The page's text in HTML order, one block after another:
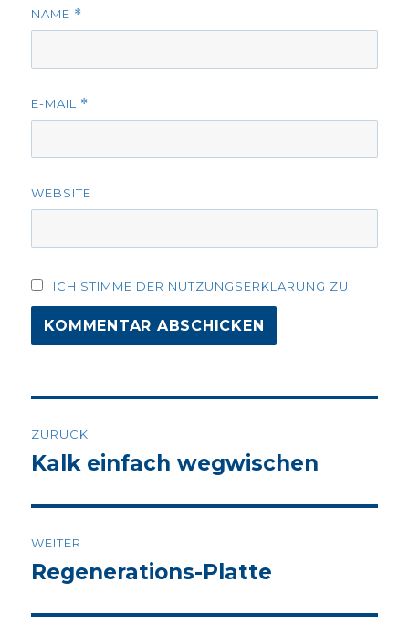
NAME *
E-MAIL *
WEBSITE
ICH STIMME DER NUTZUNGSERKLÄRUNG ZU
Navigation
ZURÜCK
Vorheriger
Kalk einfach wegwischen
WEITER
Nächster
Regenerations-Platte